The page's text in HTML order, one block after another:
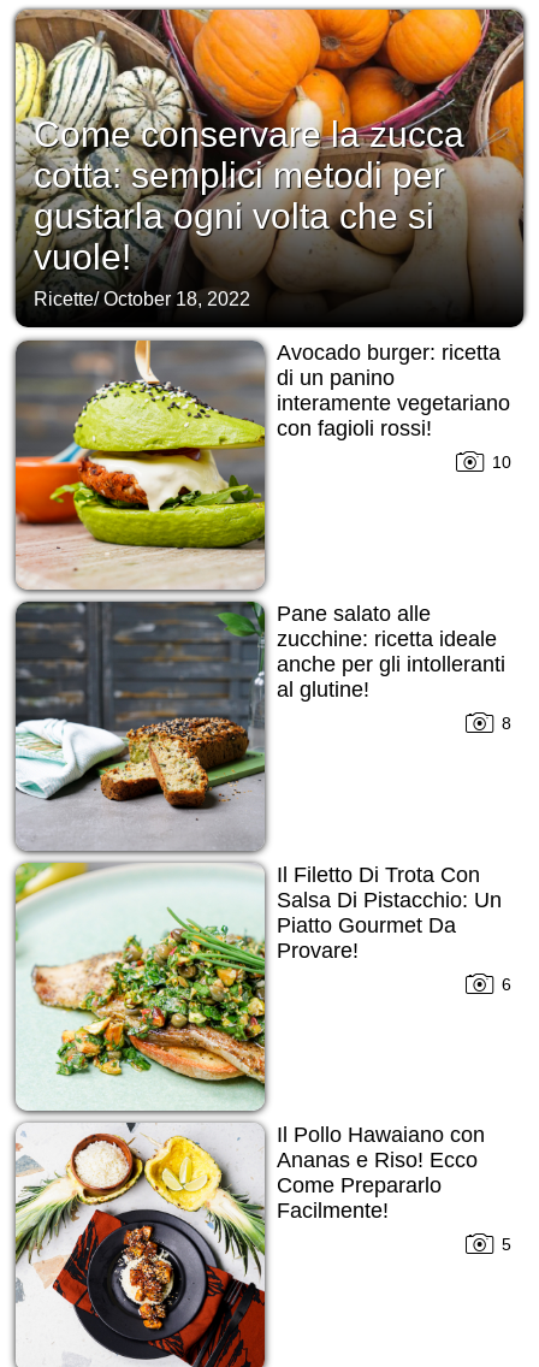
Come conservare la zucca
cotta: semplici metodi per
gustarla ogni volta che si
vuole!
Ricette/October 18, 2022
Avocado burger: ricetta
di un panino
interamente vegetariano
con fagioli rossi!
10
Pane salato alle
zucchine: ricetta ideale
anche per gli intolleranti
al glutine!
8
Il Filetto Di Trota Con
Salsa Di Pistacchio: Un
Piatto Gourmet Da
Provare!
6
Il Pollo Hawaiano con
Ananas e Riso! Ecco
Come Prepararlo
Facilmente!
5